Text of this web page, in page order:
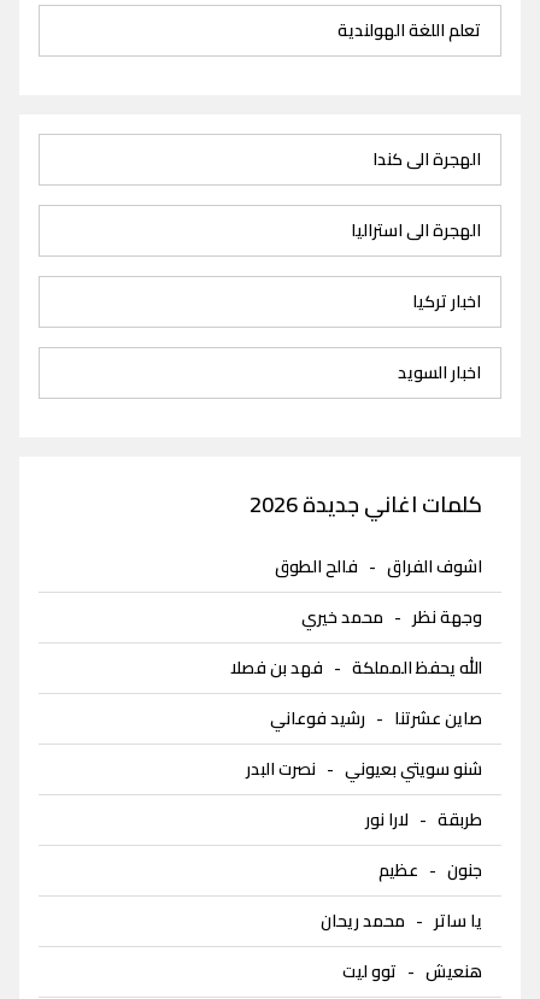
تعلم اللغة الهولندية
الهجرة الى كندا
الهجرة الى استراليا
اخبار تركيا
اخبار السويد
كلمات اغاني جديدة 2026
اشوف الفراق - فالح الطوق
وجهة نظر - محمد خيري
الله يحفظ المملكة - فهد بن فصلا
صاين عشرتنا - رشيد فوعاني
شنو سويتي بعيوني - نصرت البدر
طربقة - لارا نور
جنون - عظيم
يا ساتر - محمد ريحان
هنعيش - توو ليت